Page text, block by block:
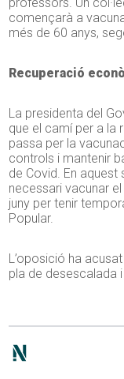
professors. Un
començarà a
més de 60 anys,
Recuperació
La presidenta del
que el camí per a la
passa per la
controls i mantenir
de Covid. En aquest
necessari vacunar
juny per tenir
Popular.
L’oposició ha
pla de desescalada